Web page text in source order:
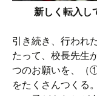
新しく転入し
引き続き、行われ
たって、校長先生
つのお願いを、（
をたくさんつくる